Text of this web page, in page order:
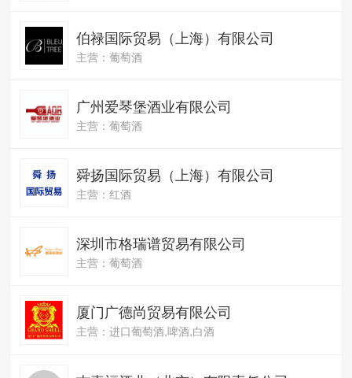
伯禄国际贸易（上海）有限公司
主营：葡萄酒
广州爱琴堡酒业有限公司
主营：葡萄酒
舜扬国际贸易（上海）有限公司
主营：红酒
深圳市格瑞谱贸易有限公司
主营：葡萄酒
厦门广德尚贸易有限公司
主营：进口葡萄酒,啤酒,白酒